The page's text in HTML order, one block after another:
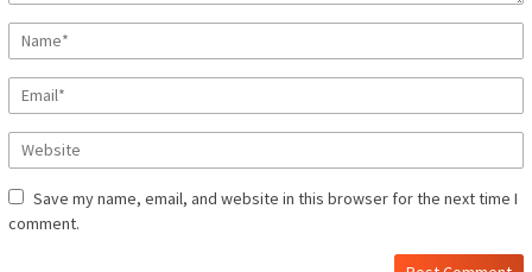
Save my name, email, and website in this browser for the next time I
comment.